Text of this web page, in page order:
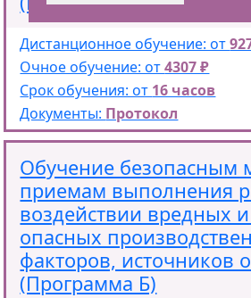
Дистанционное обучение: от
Очное обучение: от4307 ₽
Срок обучения: от 16 часов
Документы: Протокол
Обучение безопасным
приемам выполнения
воздействии вредных
опасных
факторов, источников
(Программа Б)